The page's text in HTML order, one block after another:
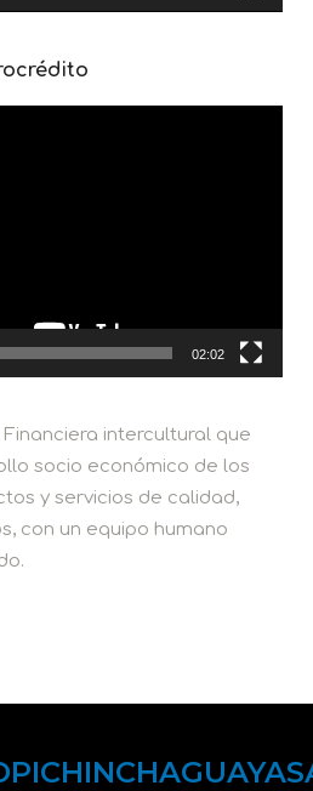
02:02
intercultural que
socio económico de los
y servicios de calidad,
con un equipo humano
PICHINCHAGUAYAS